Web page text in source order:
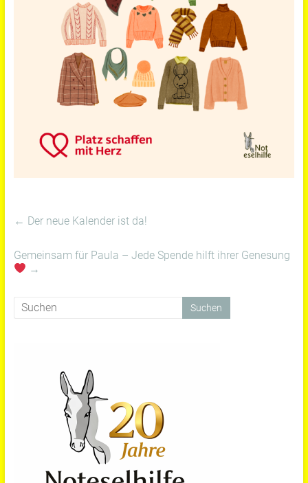
← Der neue Kalender ist da!
Gemeinsam für Paula – Jede Spende hilft ihrer Genesung
→